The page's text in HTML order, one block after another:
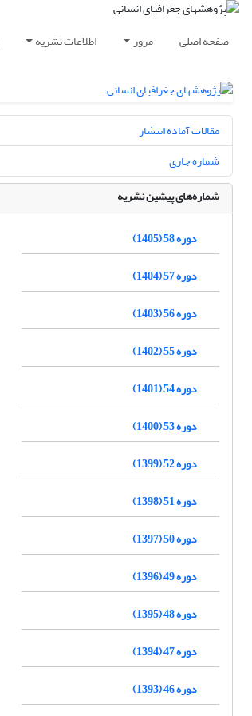
صفحه اصلی مرور اطلاعات نشریه
مقالات آماده انتشار
شماره جاری
شماره‌های پیشین نشریه
دوره 58 (1405)
دوره 57 (1404)
دوره 56 (1403)
دوره 55 (1402)
دوره 54 (1401)
دوره 53 (1400)
دوره 52 (1399)
دوره 51 (1398)
دوره 50 (1397)
دوره 49 (1396)
دوره 48 (1395)
دوره 47 (1394)
دوره 46 (1393)